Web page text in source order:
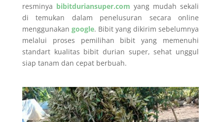
resminya bibitduriansuper.com yang mudah sekali
di temukan dalam penelusuran secara online
menggunakan google. Bibit yang dikirim sebelumnya
melalui proses pemilihan bibit yang memenuhi
standart kualitas bibit durian super, sehat unggul
siap tanam dan cepat berbuah.